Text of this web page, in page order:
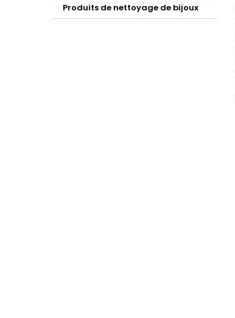
Produits de nettoyage de bijoux